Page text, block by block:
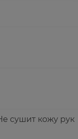
сушит кожу рук